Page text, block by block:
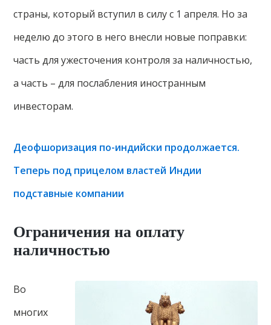
страны, который вступил в силу с 1 апреля. Но за
неделю до этого в него внесли новые поправки:
часть для ужесточения контроля за наличностью,
а часть – для послабления иностранным
инвесторам.
Деофшоризация по-индийски продолжается.
Теперь под прицелом властей Индии
подставные компании
Ограничения на оплату
наличностью
Во
многих